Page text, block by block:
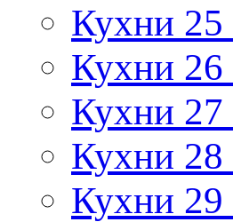
Кухни 25
Кухни 26
Кухни 27
Кухни 28
Кухни 29